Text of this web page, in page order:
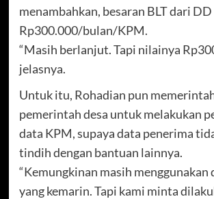
menambahkan, besaran BLT dari
Rp300.000/bulan/KPM.
“Masih berlanjut. Tapi nilainya
jelasnya.
Untuk itu, Rohadian pun
pemerintah desa untuk melakukan
data KPM, supaya data penerima
tindih dengan bantuan lainnya.
“Kemungkinan masih menggunakan
yang kemarin. Tapi kami minta